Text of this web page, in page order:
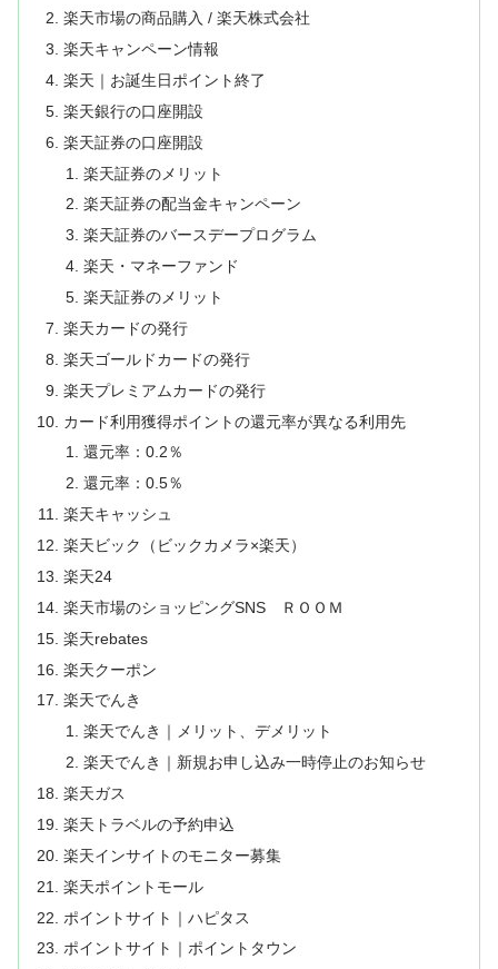
楽天市場の商品購入 / 楽天株式会社
楽天キャンペーン情報
楽天｜お誕生日ポイント終了
楽天銀行の口座開設
楽天証券の口座開設
楽天証券のメリット
楽天証券の配当金キャンペーン
楽天証券のバースデープログラム
楽天・マネーファンド
楽天証券のメリット
楽天カードの発行
楽天ゴールドカードの発行
楽天プレミアムカードの発行
カード利用獲得ポイントの還元率が異なる利用先
還元率：0.2％
還元率：0.5％
楽天キャッシュ
楽天ビック（ビックカメラ×楽天）
楽天24
楽天市場のショッピングSNS ＲＯＯＭ
楽天rebates
楽天クーポン
楽天でんき
楽天でんき｜メリット、デメリット
楽天でんき｜新規お申し込み一時停止のお知らせ
楽天ガス
楽天トラベルの予約申込
楽天インサイトのモニター募集
楽天ポイントモール
ポイントサイト｜ハピタス
ポイントサイト｜ポイントタウン